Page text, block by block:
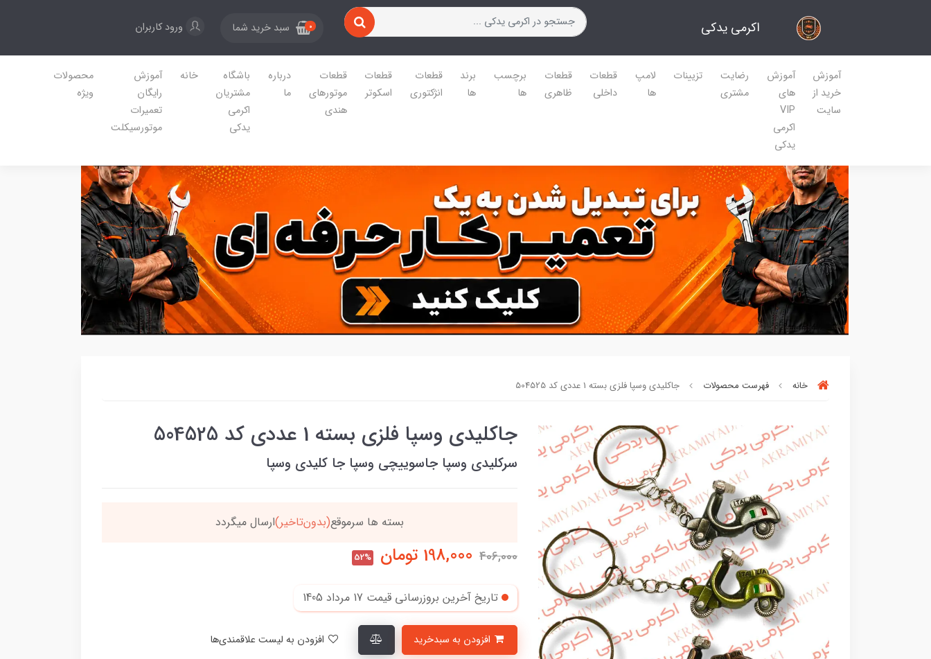
اکرمی یدکی 0 سبد خرید شما ورود کاربران
آموزش
خرید از
سایت
آموزش
های
VIP
اکرمی
یدکی
رضایت
مشتری
تزیینات
لامپ
ها
قطعات
داخلی
قطعات
ظاهری
برچسب
ها
برند
ها
قطعات
انژکتوری
قطعات
اسکوتر
قطعات
موتورهای
هندی
درباره
ما
باشگاه
مشتریان
اکرمی
یدکی
خانه
آموزش
رایگان
تعمیرات
موتورسیکلت
محصولات
ویژه
خانه فهرست محصولات جاکلیدی وسپا فلزی بسته 1 عددی کد 504525
جاکلیدی وسپا فلزی بسته 1 عددی کد 504525
سرکلیدی وسپا جاسوییچی وسپا جا کلیدی وسپا
90٪ خریداران ،از این محصول راضی بودن بسته ها سرموقع(بدون‌تاخیر)ارسال میگردد
406,000
198,000 تومان 52%
تاریخ آخرین بروزرسانی قیمت 17 مرداد 1405